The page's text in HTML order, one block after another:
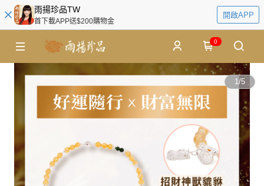
雨揚珍品TW
首下載APP送$200購物金
開啟APP
0
1/5